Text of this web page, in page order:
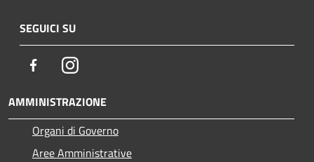
SEGUICI SU
FacebookInstagram
AMMINISTRAZIONE
Organi di Governo
Aree Amministrative